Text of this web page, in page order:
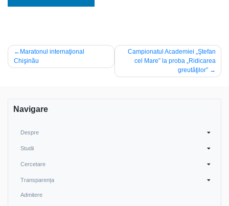
Navigare
în
Maratonul internaţional
Chişinău
Campionatul Academiei „Ştefan
cel Mare” la proba „Ridicarea
greutăţilor”
Navigare
Despre
Studii
Cercetare
Transparența
Admitere